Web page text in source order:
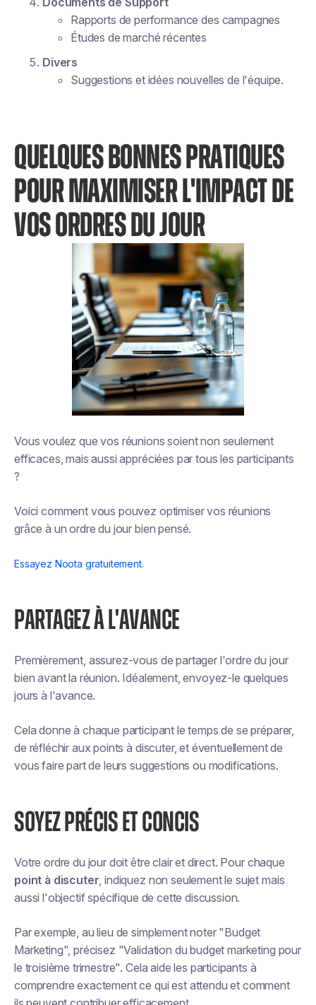
Rapports de performance des campagnes
Études de marché récentes
Divers
Suggestions et idées nouvelles de l'équipe.
QUELQUES BONNES PRATIQUES
POUR MAXIMISER L'IMPACT DE
VOS ORDRES DU JOUR
Vous voulez que vos réunions soient non seulement
efficaces, mais aussi appréciées par tous les participants
?
Voici comment vous pouvez optimiser vos réunions
grâce à un ordre du jour bien pensé.
Essayez Noota gratuitement.
PARTAGEZ À L'AVANCE
Premièrement, assurez-vous de partager l'ordre du jour
bien avant la réunion. Idéalement, envoyez-le quelques
jours à l'avance.
Cela donne à chaque participant le temps de se préparer,
de réfléchir aux points à discuter, et éventuellement de
vous faire part de leurs suggestions ou modifications.
SOYEZ PRÉCIS ET CONCIS
Votre ordre du jour doit être clair et direct. Pour chaque
point à discuter, indiquez non seulement le sujet mais
aussi l'objectif spécifique de cette discussion.
Par exemple, au lieu de simplement noter "Budget
Marketing", précisez "Validation du budget marketing pour
le troisième trimestre". Cela aide les participants à
comprendre exactement ce qui est attendu et comment